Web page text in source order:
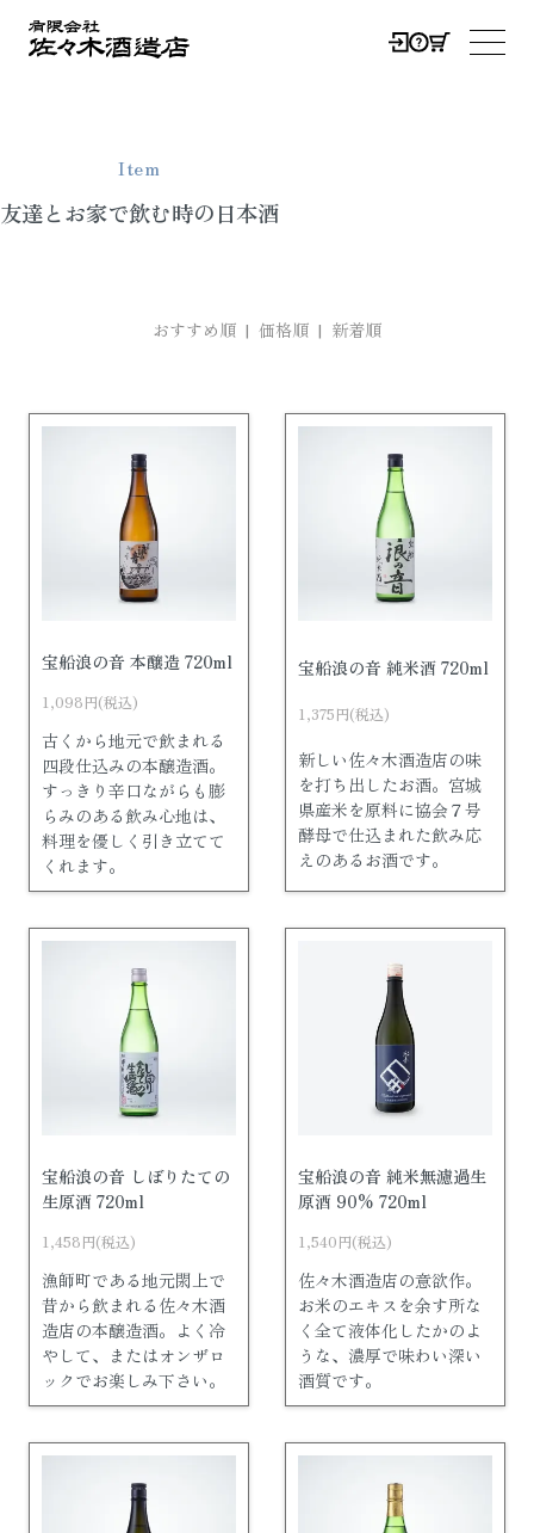
メニ
Item
友達とお家で飲む時の日本酒
おすすめ順 | 価格順 | 新着順
宝船浪の音 本醸造 720ml
1,098円(税込)
古くから地元で飲まれる
四段仕込みの本醸造酒。
すっきり辛口ながらも膨
らみのある飲み心地は、
料理を優しく引き立てて
くれます。
宝船浪の音 純米酒 720ml
1,375円(税込)
新しい佐々木酒造店の味
を打ち出したお酒。宮城
県産米を原料に協会７号
酵母で仕込まれた飲み応
えのあるお酒です。
宝船浪の音 しぼりたての
生原酒 720ml
1,458円(税込)
漁師町である地元閖上で
昔から飲まれる佐々木酒
造店の本醸造酒。よく冷
やして、またはオンザロ
ックでお楽しみ下さい。
宝船浪の音 純米無濾過生
原酒 90% 720ml
1,540円(税込)
佐々木酒造店の意欲作。
お米のエキスを余す所な
く全て液体化したかのよ
うな、濃厚で味わい深い
酒質です。